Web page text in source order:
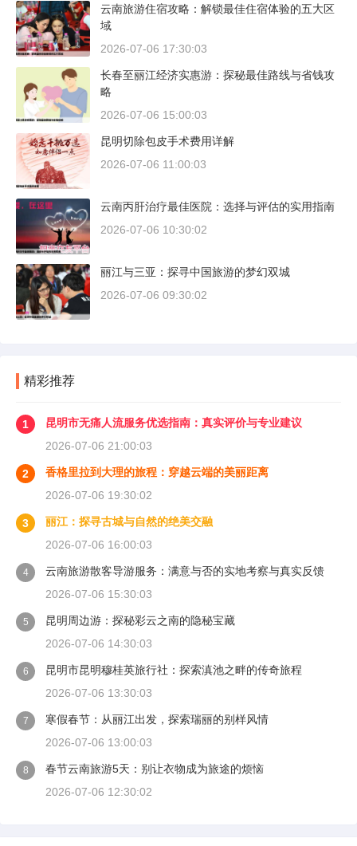
云南旅游住宿攻略：解锁最佳住宿体验的五大区
域
2026-07-06 17:30:03
长春至丽江经济实惠游：探秘最佳路线与省钱攻
略
2026-07-06 15:00:03
昆明切除包皮手术费用详解
2026-07-06 11:00:03
云南丙肝治疗最佳医院：选择与评估的实用指南
2026-07-06 10:30:02
丽江与三亚：探寻中国旅游的梦幻双城
2026-07-06 09:30:02
精彩推荐
1
昆明市无痛人流服务优选指南：真实评价与专业建议
2026-07-06 21:00:03
2
香格里拉到大理的旅程：穿越云端的美丽距离
2026-07-06 19:30:02
3
丽江：探寻古城与自然的绝美交融
2026-07-06 16:00:03
4
云南旅游散客导游服务：满意与否的实地考察与真实反馈
2026-07-06 15:30:03
5
昆明周边游：探秘彩云之南的隐秘宝藏
2026-07-06 14:30:03
6
昆明市昆明穆桂英旅行社：探索滇池之畔的传奇旅程
2026-07-06 13:30:03
7
寒假春节：从丽江出发，探索瑞丽的别样风情
2026-07-06 13:00:03
8
春节云南旅游5天：别让衣物成为旅途的烦恼
2026-07-06 12:30:02